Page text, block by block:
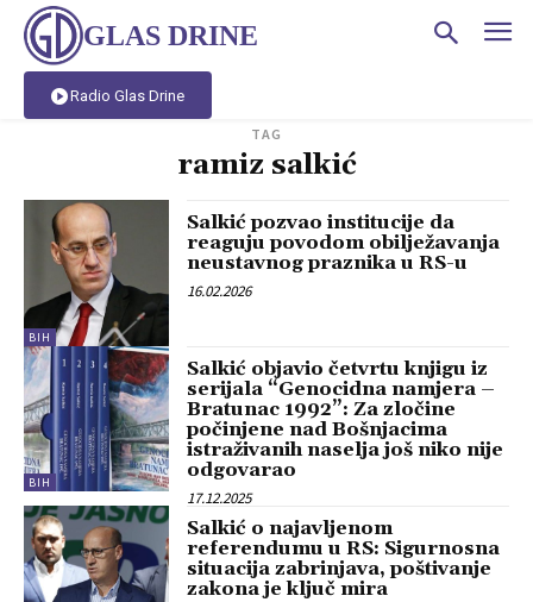
GLAS DRINE
Radio Glas Drine
TAG
ramiz salkić
BIH
Salkić pozvao institucije da
reaguju povodom obilježavanja
neustavnog praznika u RS-u
16.02.2026
BIH
Salkić objavio četvrtu knjigu iz
serijala “Genocidna namjera –
Bratunac 1992”: Za zločine
počinjene nad Bošnjacima
istraživanih naselja još niko nije
odgovarao
17.12.2025
Salkić o najavljenom
referendumu u RS: Sigurnosna
situacija zabrinjava, poštivanje
zakona je ključ mira